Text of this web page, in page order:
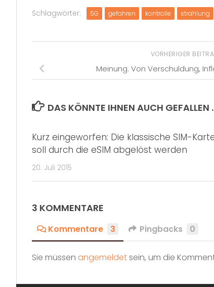
Schlagwörter: 5G gefahren kontrolle strahlung
VORHERIGER
Meinung: Von Verschuldung,
DAS KÖNNTE IHNEN AUCH GEFALLEN
Kurz eingeworfen: Die klassische SIM-
soll durch die eSIM abgelöst werden
20. Juli 2015
3 KOMMENTARE
Kommentare 3 Pingbacks 0
Sie müssen angemeldetsein, um die